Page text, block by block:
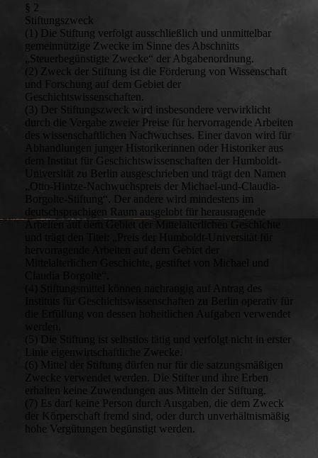
§ 2
Stiftungszweck
(1) Die Stiftung verfolgt ausschließlich und unmittelbar
gemeinnützige Zwecke im Sinne des Abschnitts
„Steuerbegünstigte Zwecke“ der Abgabenordnung.
(2) Zweck der Stiftung ist die Förderung von Wissenschaft
und Forschung auf dem Gebiet der
Geschichtswissenschaften.
(3) Der Stiftungszweck wird insbesondere verwirklicht
durch die Vergabe zweier Preise für hervorragende Arbeiten
des wissenschaftlichen Nachwuchses. Einer davon wird für
Abhandlungen junger Historikerinnen oder Historiker aus
dem Institut für Geschichtswissenschaften der Humboldt-
Universität zu Berlin ausgeschrieben und trägt den Namen
„Otto-Hintze-Nachwuchspreis der Michael-und-Claudia-
Borgolte-Stiftung“. Der andere wird mindestens im
deutschsprachigen Raum ausgelobt für herausragende
Arbeiten auf dem Gebiet der Mittelalterlichen Geschichte
und trägt den Titel: „Preis der Humboldt-Universität für
Mittelalterlichen Geschichte, gestiftet von Michael und
(4) Stiftungsmittel können nachrangig auf Antrag des
Instituts für Geschichtswissenschaften zu Berlin operativ für
die Erfüllung von dessen hoheitlichen Aufgaben verwendet
werden.
(5) Die Stiftung ist selbstlos tätig und verfolgt nicht in erster
Linie eigenwirtschaftliche Zwecke.
(6) Mittel der Stiftung dürfen nur für die satzungsmäßigen
Zwecke verwendet werden. Die Stifter und ihre Erben
erhalten keine Zuwendungen aus Mitteln der Stiftung.
(7) Es darf keine Person durch Ausgaben, die dem Zweck
der Körperschaft fremd sind, oder durch unverhältnismäßig
hohe Vergütungen begünstigt werden.